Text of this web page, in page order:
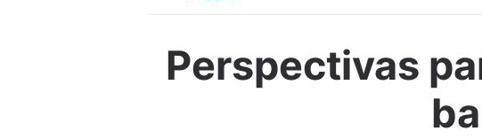
Perspectivas